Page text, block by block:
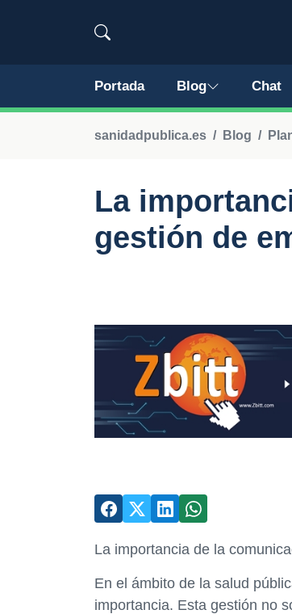
Portada Blog Chat
sanidadpublica.es Blog
La
gestión de
La importancia de la
En el ámbito de la salud
importancia. Esta gestión no